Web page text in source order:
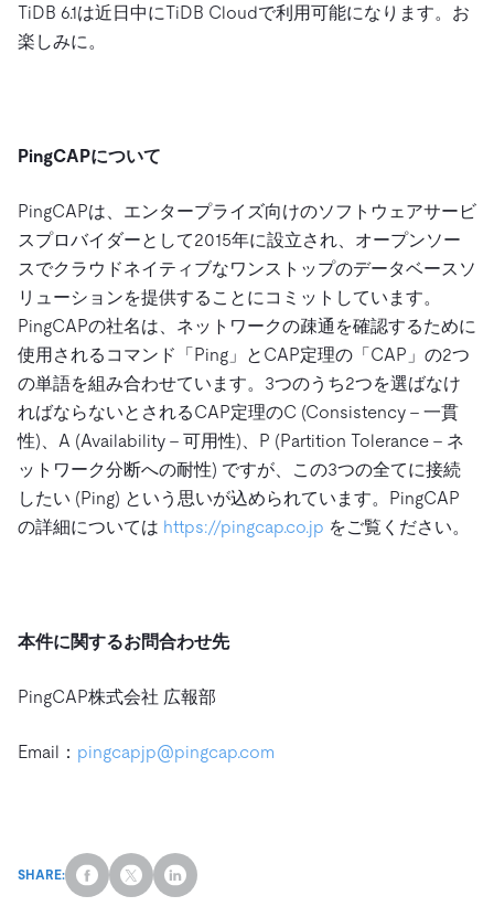
TiDB 6.1は近日中にTiDB Cloudで利用可能になります。お
楽しみに。
PingCAPについて
PingCAPは、エンタープライズ向けのソフトウェアサービ
スプロバイダーとして2015年に設立され、オープンソー
スでクラウドネイティブなワンストップのデータベースソ
リューションを提供することにコミットしています。
PingCAPの社名は、ネットワークの疎通を確認するために
使用されるコマンド「Ping」とCAP定理の「CAP」の2つ
の単語を組み合わせています。3つのうち2つを選ばなけ
ればならないとされるCAP定理のC (Consistency – 一貫
性)、A (Availability – 可用性)、P (Partition Tolerance – ネ
ットワーク分断への耐性) ですが、この3つの全てに接続
したい (Ping) という思いが込められています。PingCAP
の詳細については https://pingcap.co.jp をご覧ください。
本件に関するお問合わせ先
PingCAP株式会社 広報部
Email： pingcapjp@pingcap.com
SHARE: